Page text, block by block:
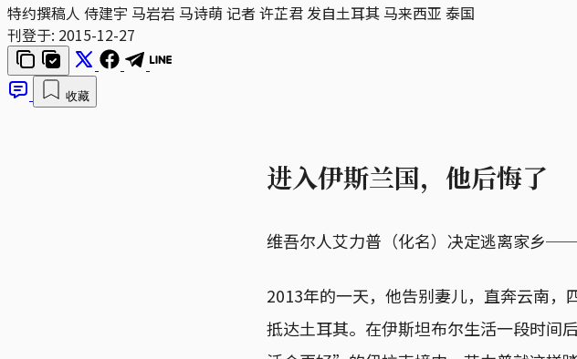
特约撰稿人 侍建宇 马岩岩 马诗萌 记者 许芷君 发自土耳其 马来西亚 泰国
刊登于: 2015-12-27
收藏
进入伊斯兰国，他后悔了
维吾尔人艾力普（化名）决定逃离家乡──
2013年的一天，他告别妻儿，直奔云南
抵达土耳其。在伊斯坦布尔生活一段时